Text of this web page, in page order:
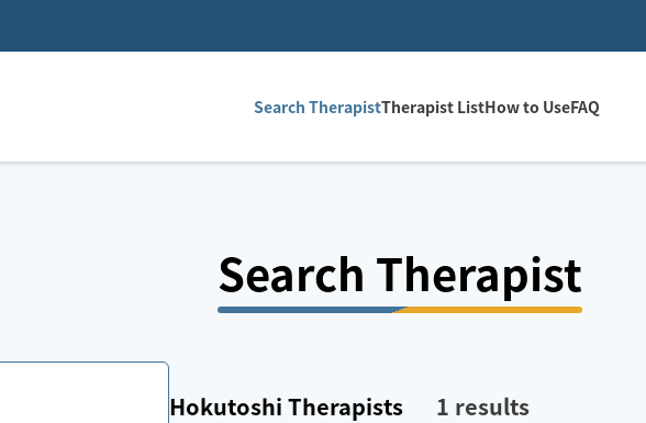
Search TherapistTherapist ListHow to UseFAQ
Search Therapist
Hokutoshi Therapists 1 results